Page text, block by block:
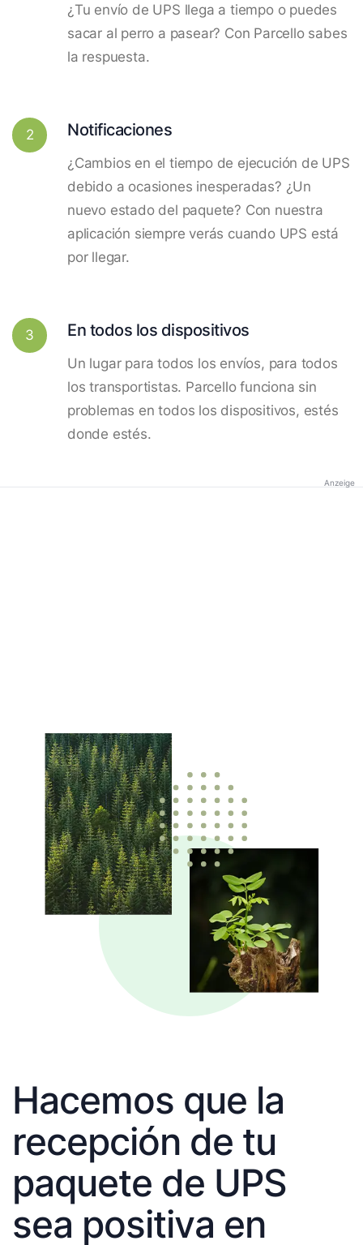
¿Tu envío de UPS llega a tiempo o puedes
sacar al perro a pasear? Con Parcello sabes
la respuesta.
2 Notificaciones
¿Cambios en el tiempo de ejecución de UPS
debido a ocasiones inesperadas? ¿Un
nuevo estado del paquete? Con nuestra
aplicación siempre verás cuando UPS está
por llegar.
3 En todos los dispositivos
Un lugar para todos los envíos, para todos
los transportistas. Parcello funciona sin
problemas en todos los dispositivos, estés
donde estés.
Anzeige
Hacemos que la
recepción de tu
paquete de UPS
sea positiva en